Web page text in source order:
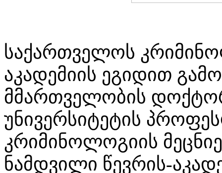
საქართველოს
აკადემიის ეგიდით
მმართველობის
უნივერსიტეტის
კრიმინოლოგიის
ნამდვილი წევრის-